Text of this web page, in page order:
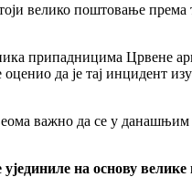
велико поштовање
припадницима Црвене
да је тај инцидент
важно да се у
ујединиле на основу